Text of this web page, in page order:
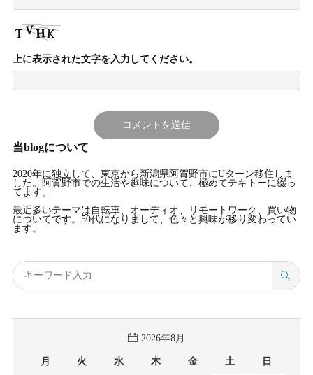
上に表示された文字を入力してください。
当blogについて
2020年に独立して、東京から新潟県阿賀野市にUターン移住しま
した。阿賀野市での生活や趣味について、極めてテキトーに綴っ
てます。
最近多いテーマは自転車、オーディオ、リモートワーク、買い物
についてです。50代になりまして、色々と興味が移り変わってい
ます。
2026年8月
月 火 水 木 金 土 日